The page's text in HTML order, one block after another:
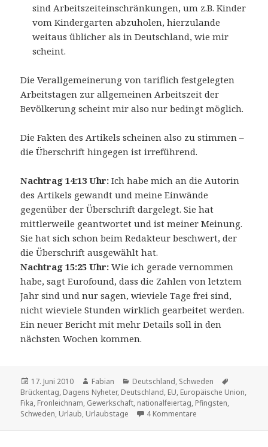
sind Arbeitszeiteinschränkungen, um z.B. Kinder
vom Kindergarten abzuholen, hierzulande
weitaus üblicher als in Deutschland, wie mir
scheint.
Die Verallgemeinerung von tariflich festgelegten
Arbeitstagen zur allgemeinen Arbeitszeit der
Bevölkerung scheint mir also nur bedingt möglich.
Die Fakten des Artikels scheinen also zu stimmen –
die Überschrift hingegen ist irreführend.
Nachtrag 14:13 Uhr: Ich habe mich an die Autorin
des Artikels gewandt und meine Einwände
gegenüber der Überschrift dargelegt. Sie hat
mittlerweile geantwortet und ist meiner Meinung.
Sie hat sich schon beim Redakteur beschwert, der
die Überschrift ausgewählt hat.
Nachtrag 15:25 Uhr: Wie ich gerade vernommen
habe, sagt Eurofound, dass die Zahlen von letztem
Jahr sind und nur sagen, wieviele Tage frei sind,
nicht wieviele Stunden wirklich gearbeitet werden.
Ein neuer Bericht mit mehr Details soll in den
nächsten Wochen kommen.
Veröffentlicht
am
17. Juni 2010 Autor
Fabian Kategorien
Deutschland, Schweden
Brückentag, Dagens Nyheter, Deutschland, EU, Europäische Union,
Fika, Fronleichnam, Gewerkschaft, nationalfeiertag, Pfingsten,
Schweden, Urlaub, Urlaubstage 4 Kommentare